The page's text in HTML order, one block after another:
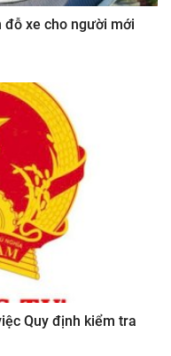
đỗ xe cho người mới
Quy định kiểm tra